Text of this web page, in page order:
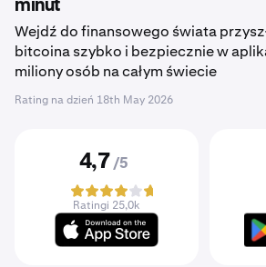
minut
Wejdź do finansowego świata
bitcoina szybko i bezpiecznie w
miliony osób na całym świecie
Rating na dzień 18th May 2026
4,7 /5
Ratingi 25,0k